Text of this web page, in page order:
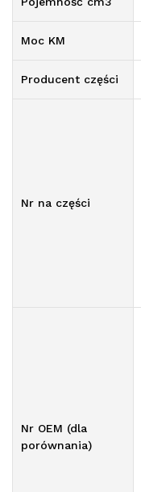
Moc KM
Producent części
Nr na części
Nr OEM (dla
porównania)